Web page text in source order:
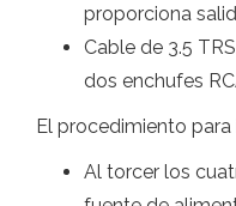
proporciona
Cable de 3.5
dos enchufes
El procedimiento
Al torcer los